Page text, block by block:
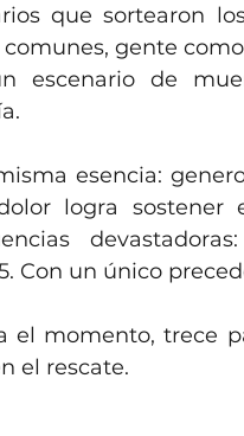
que sortearon
gente
de
esencia:
logra sostener
Con un único
el momento, trece
el rescate.